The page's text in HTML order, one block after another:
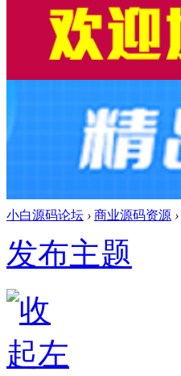
小白源码论坛 › 商业源码资源 ›
发布主题